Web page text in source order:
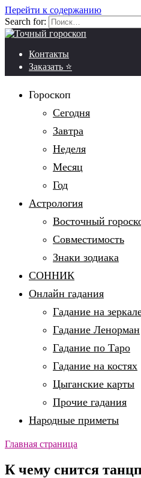
Перейти к содержанию
Search for:
Контакты
Заказать ⭐
Гороскоп
Сегодня
Завтра
Неделя
Месяц
Год
Астрология
Восточный
Совместимость
Знаки зодиака
СОННИК
Онлайн гадания
Гадание на
Гадание Ленорман
Гадание по Таро
Гадание на костях
Цыганские карты
Прочие гадания
Народные приметы
Главная страница
К чему снится